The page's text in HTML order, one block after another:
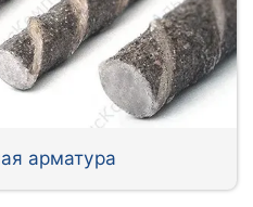
арматура